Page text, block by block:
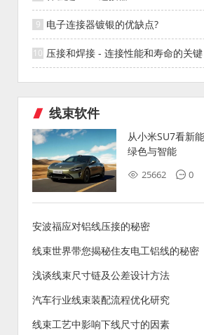
电子连接器镀银的优缺点?
压接和焊接 - 连接性能和寿命的关键
线束软件
从小米SU7看新
绿色与智能
25662 0
安波福应对铝线压接的秘密
线束世界带您揭秘住友电工铝线的秘密
浅谈线束尺寸链及公差设计方法
汽车行业线束装配流程优化研究
线束工艺中影响下线尺寸的因素